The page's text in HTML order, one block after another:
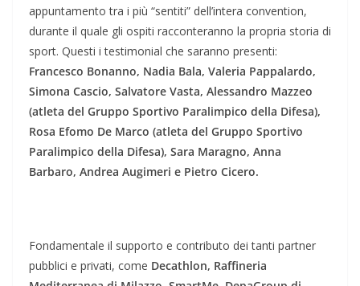
appuntamento tra i più “sentiti” dell’intera convention,
durante il quale gli ospiti racconteranno la propria storia di
sport. Questi i testimonial che saranno presenti:
Francesco Bonanno, Nadia Bala, Valeria Pappalardo,
Simona Cascio, Salvatore Vasta, Alessandro Mazzeo
(atleta del Gruppo Sportivo Paralimpico della Difesa),
Rosa Efomo De Marco (atleta del Gruppo Sportivo
Paralimpico della Difesa), Sara Maragno, Anna
Barbaro, Andrea Augimeri e Pietro Cicero.
Fondamentale il supporto e contributo dei tanti partner
pubblici e privati, come Decathlon, Raffineria